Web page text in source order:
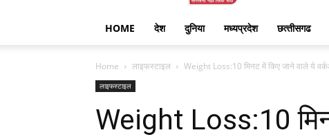
HOME देश दुनिया मध्यप्रदेश छत्‍तीसगढ
Home लाइफस्टाइल Weight Loss:10 मिनट में किए जाने वाले ये
लाइफस्टाइल
Weight Loss:10